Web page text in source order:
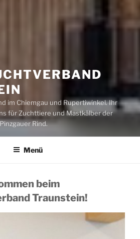
im Chiemgau und Rupertiwinkel. Ihr
für Zuchttiere und Mastkälber der
Rind.
Menü
beim
Traunstein!